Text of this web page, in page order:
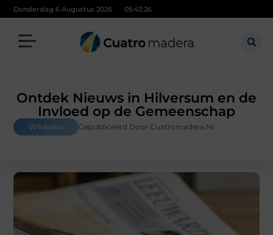
Donderdag 6 Augustus 2026 05:43:28
Ontdek Nieuws in Hilversum en de
Invloed op de Gemeenschap
Winkelen Gepubliceerd Door Cuatromadera.nl